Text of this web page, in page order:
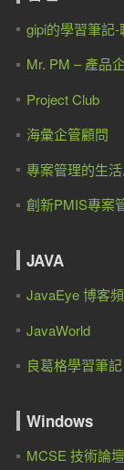
gipi的學習筆記
Mr. PM – 產品
Project Club
海彙企管顧問
專案管理的生
創新PMIS專案
JAVA
JavaEye 博客
JavaWorld
良葛格學習筆記
Windows
MCSE 技術論壇